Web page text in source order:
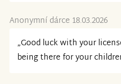
Anonymní dárce 18.03.2026
„Good luck with your
being there for your